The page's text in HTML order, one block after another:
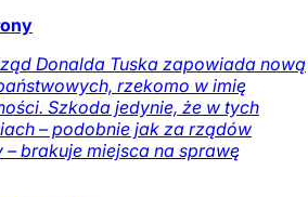
Donalda Tuska zapowiada nową
rzekomo w imię
Szkoda jedynie, że w tych
– podobnie jak za rządów
brakuje miejsca na sprawę